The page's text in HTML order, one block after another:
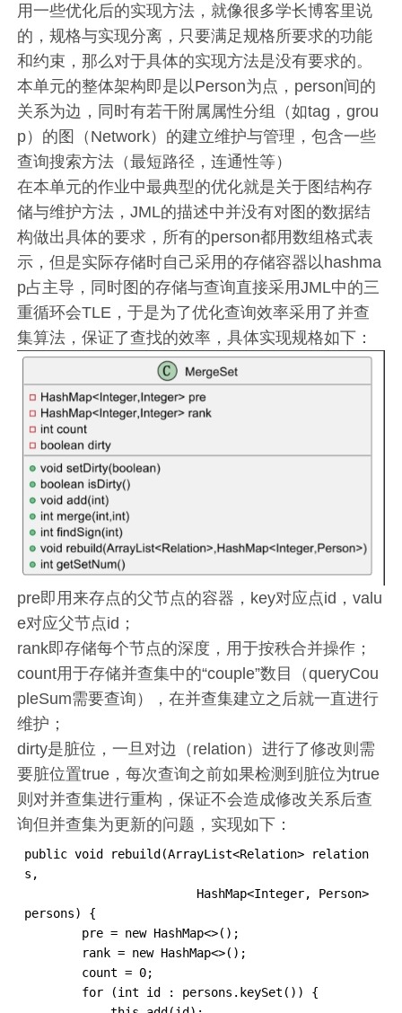
用一些优化后的实现方法，就像很多学长博客里说
的，规格与实现分离，只要满足规格所要求的功能
和约束，那么对于具体的实现方法是没有要求的。
本单元的整体架构即是以Person为点，person间的
关系为边，同时有若干附属属性分组（如tag，grou
p）的图（Network）的建立维护与管理，包含一些
查询搜索方法（最短路径，连通性等）
在本单元的作业中最典型的优化就是关于图结构存
储与维护方法，JML的描述中并没有对图的数据结
构做出具体的要求，所有的person都用数组格式表
示，但是实际存储时自己采用的存储容器以hashma
p占主导，同时图的存储与查询直接采用JML中的三
重循环会TLE，于是为了优化查询效率采用了并查
集算法，保证了查找的效率，具体实现规格如下：
pre即用来存点的父节点的容器，key对应点id，valu
e对应父节点id；
rank即存储每个节点的深度，用于按秩合并操作；
count用于存储并查集中的“couple”数目（queryCou
pleSum需要查询），在并查集建立之后就一直进行
维护；
dirty是脏位，一旦对边（relation）进行了修改则需
要脏位置true，每次查询之前如果检测到脏位为true
则对并查集进行重构，保证不会造成修改关系后查
询但并查集为更新的问题，实现如下：
public void rebuild(ArrayList<Relation> relation
s,
persons) {